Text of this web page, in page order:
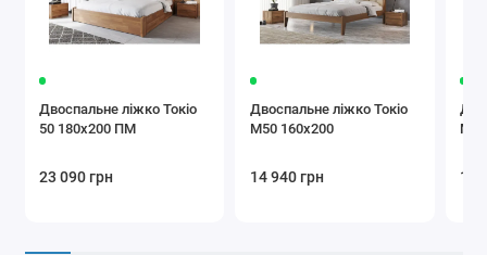
Двоспальне ліжко Токіо
50 180х200 ПМ
23 090 грн
Двоспальне ліжко Токіо
М50 160х200
14 940 грн 15